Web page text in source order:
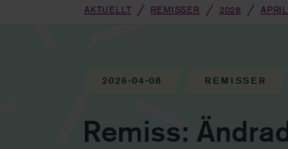
AKTUELLT REMISSER 2026 APRIL
2026-04-08 REMISSER
Remiss: